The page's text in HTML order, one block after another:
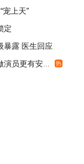
宠上天”
定
暴露 医生回应
更有安全感 热